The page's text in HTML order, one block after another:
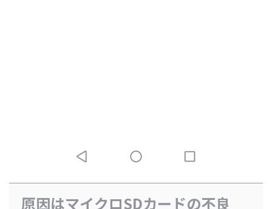
原因はマイクロSDカードの不良